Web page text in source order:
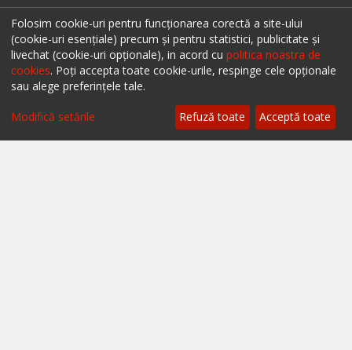
Restaurante Bacău
Restaurante Suceava
Restaurante Oradea
Restaurante Galati
Restaurante Focșani
Folosim cookie-uri pentru funcționarea corectă a site-ului
(cookie-uri esențiale) precum și pentru statistici, publicitate și
livechat (cookie-uri opționale), in acord cu politica noastra de
cookies. Poți accepta toate cookie-urile, respinge cele opționale
sau alege preferințele tale.
Modifică setările Refuză toate Acceptă toate